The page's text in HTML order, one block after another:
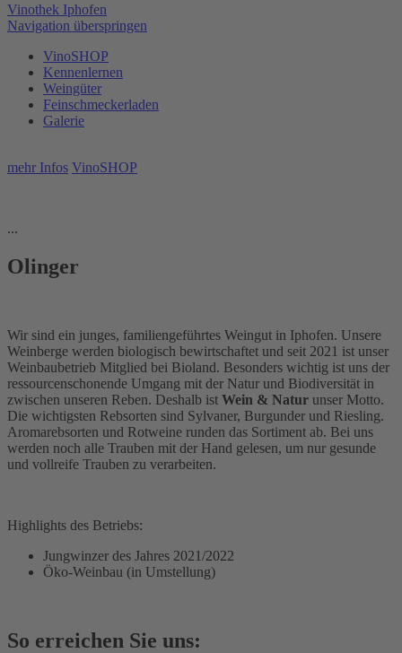
Vinothek Iphofen
Navigation überspringen
VinoSHOP
Kennenlernen
Weingüter
Feinschmeckerladen
Galerie
mehr Infos VinoSHOP
...
Olinger
Wir sind ein junges, familiengeführtes Weingut in Iphofen. Unsere
Weinberge werden biologisch bewirtschaftet und seit 2021 ist unser
Weinbaubetrieb Mitglied bei Bioland. Besonders wichtig ist uns der
ressourcenschonende Umgang mit der Natur und Biodiversität in
zwischen unseren Reben. Deshalb ist Wein & Natur unser Motto.
Die wichtigsten Rebsorten sind Sylvaner, Burgunder und Riesling.
Aromarebsorten und Rotweine runden das Sortiment ab. Bei uns
werden noch alle Trauben mit der Hand gelesen, um nur gesunde
und vollreife Trauben zu verarbeiten.
Highlights des Betriebs:
Jungwinzer des Jahres 2021/2022
Öko-Weinbau (in Umstellung)
So erreichen Sie uns: